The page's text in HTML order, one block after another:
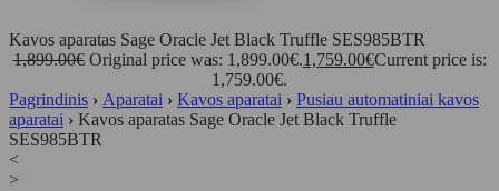
Kavos aparatas Sage Oracle Jet Black Truffle SES985BTR
1,899.00€ Original price was: 1,899.00€.1,759.00€Current price is:
1,759.00€.
Pagrindinis › Aparatai › Kavos aparatai › Pusiau automatiniai kavos
aparatai › Kavos aparatas Sage Oracle Jet Black Truffle
SES985BTR
<
>